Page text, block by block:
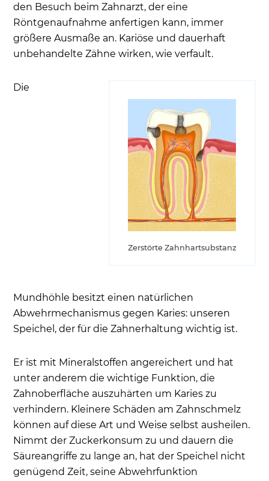
den Besuch beim Zahnarzt, der eine
Röntgenaufnahme anfertigen kann, immer
größere Ausmaße an. Kariöse und dauerhaft
unbehandelte Zähne wirken, wie verfault.
Zerstörte Zahnhartsubstanz
Die
Mundhöhle besitzt einen natürlichen
Abwehrmechanismus gegen Karies: unseren
Speichel, der für die Zahnerhaltung wichtig ist.
Er ist mit Mineralstoffen angereichert und hat
unter anderem die wichtige Funktion, die
Zahnoberfläche auszuhärten um Karies zu
verhindern. Kleinere Schäden am Zahnschmelz
können auf diese Art und Weise selbst ausheilen.
Nimmt der Zuckerkonsum zu und dauern die
Säureangriffe zu lange an, hat der Speichel nicht
genügend Zeit, seine Abwehrfunktion